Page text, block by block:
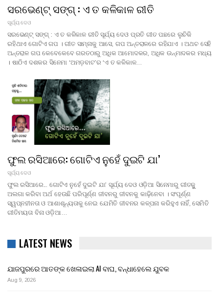
ସରଭେଣ୍ଟ୍ ସଙ୍ଗ୍‍ : ଏ ତ କଳିକାଳ ରୀତି
ସୂର୍ଯ୍ୟ ଦେଓ
ସରଭେଣ୍ଟ୍ ସଙ୍ଗ୍‍ : ଏ ତ କଳିକାଳ ରୀତି ସୂର୍ଯ୍ୟ ଦେଓ ପ୍ରତି ଗୀତ ପଛରେ ଲୁଚିକି
ରହିଥାଏ ଗୋଟିଏ ଗପ । ଗୀତ ସାମ୍ନାକୁ ଆସେ, ଗପ ଅନ୍ତରାଳରେ ରହିଯାଏ । ଅଥଚ ସେହି
ଅନ୍ତରାଳ ଗପ କେବେକେବେ ଗରତଠାରୁ ଅଧିକ ଆମୋଦକର, ଅଧିକ ଉନ୍ମାଦକର ମଧ୍ୟ
। ଷାଠିଏ ଦଶକର ସିନେମା ‘ଅମଡ଼ବାଟ’ର ‘ଏ ତ କଳିକାଳ…
ଫୁଲ ରସିଆରେ: ଗୋଟିଏ ନୁହେଁ ଦୁଇଟି ଯା’
ସୂର୍ଯ୍ୟ ଦେଓ
ଫୁଲ ରସିଆରେ... ଗୋଟିଏ ନୁହେଁ ଦୁଇଟି ଯା’ ସୂର୍ଯ୍ୟ ଦେଓ ଓଡ଼ିଆ ସିନେମାରୁ ଗୀତକୁୁ
ଅଲଗା କରିବା ଅର୍ଥ ହେଉଛି ପରିପୂର୍ଣ୍ଣ ଜୀବନରୁ ଜୀବନକୁ କାଢ଼ିନେବା । ସଂପୂର୍ଣ୍ଣ
ସ୍ୱପ୍ନହୀନତା ଓ ଆଶାଶୂନ୍ୟତାକୁ ନେଇ ଯେମିତି ଜୀବନର କଳ୍ପନା କରିହୁଏ ନାହିଁ, ସେମିତି
ଗୀତିମୟତା ବିନା ଓଡ଼ିଆ…
LATEST NEWS
ଯାଜପୁରରେ ଆତଙ୍କ ଖେଳାଇଲା AI ବାଘ, ବନ୍ଧାହେଲେ ଯୁବକ
Aug 9, 2026